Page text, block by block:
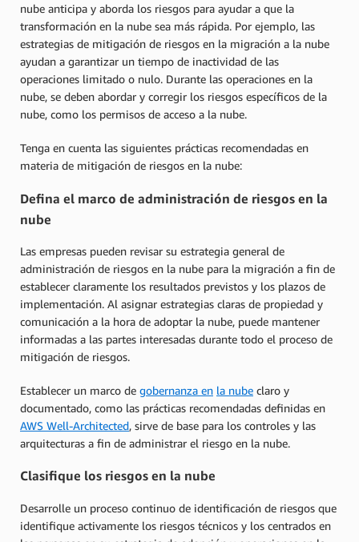
nube anticipa y aborda los riesgos para ayudar a que la
transformación en la nube sea más rápida. Por ejemplo, las
estrategias de mitigación de riesgos en la migración a la nube
ayudan a garantizar un tiempo de inactividad de las
operaciones limitado o nulo. Durante las operaciones en la
nube, se deben abordar y corregir los riesgos específicos de la
nube, como los permisos de acceso a la nube.
Tenga en cuenta las siguientes prácticas recomendadas en
materia de mitigación de riesgos en la nube:
Defina el marco de administración de riesgos en la
nube
Las empresas pueden revisar su estrategia general de
administración de riesgos en la nube para la migración a fin de
establecer claramente los resultados previstos y los plazos de
implementación. Al asignar estrategias claras de propiedad y
comunicación a la hora de adoptar la nube, puede mantener
informadas a las partes interesadas durante todo el proceso de
mitigación de riesgos.
Establecer un marco de gobernanza en la nube claro y
documentado, como las prácticas recomendadas definidas en
AWS Well-Architected, sirve de base para los controles y las
arquitecturas a fin de administrar el riesgo en la nube.
Clasifique los riesgos en la nube
Desarrolle un proceso continuo de identificación de riesgos que
identifique activamente los riesgos técnicos y los centrados en